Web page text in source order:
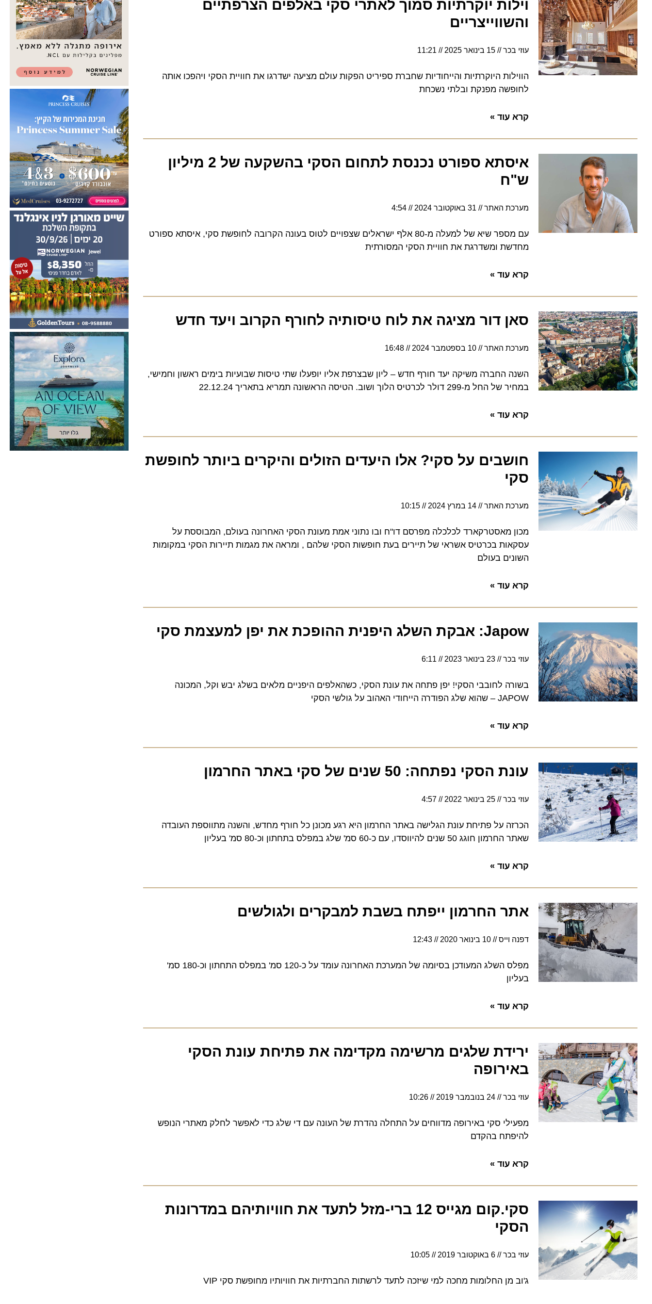
וילות יוקרתיות סמוך לאתרי סקי באלפים הצרפתיים
והשווייצריים
עוזי בכר 15 בינואר 2025 11:21
הווילות היוקרתיות והייחודיות שחברת ספיריט הפקות עולם מציעה ישדרגו את חוויית הסקי ויהפכו אותה
לחופשה מפנקת ובלתי נשכחת
קרא עוד »
איסתא ספורט נכנסת לתחום הסקי בהשקעה של 2 מיליון
ש"ח
מערכת האתר 31 באוקטובר 2024 4:54
עם מספר שיא של למעלה מ-80 אלף ישראלים שצפויים לטוס בעונה הקרובה לחופשת סקי, איסתא ספורט
מחדשת ומשדרגת את חוויית הסקי המסורתית
קרא עוד »
סאן דור מציגה את לוח טיסותיה לחורף הקרוב ויעד חדש
מערכת האתר 10 בספטמבר 2024 16:48
השנה החברה משיקה יעד חורף חדש – ליון שבצרפת אליו יופעלו שתי טיסות שבועיות בימים ראשון וחמישי,
במחיר של החל מ-299 דולר לכרטיס הלוך ושוב. הטיסה הראשונה תמריא בתאריך 22.12.24
קרא עוד »
חושבים על סקי? אלו היעדים הזולים והיקרים ביותר לחופשת
סקי
מערכת האתר 14 במרץ 2024 10:15
מכון מאסטרקארד לכלכלה מפרסם דו"ח ובו נתוני אמת מעונת הסקי האחרונה בעולם, המבוססת על
עסקאות בכרטיס אשראי של תיירים בעת חופשות הסקי שלהם , ומראה את מגמות תיירות הסקי במקומות
השונים בעולם
קרא עוד »
Japow: אבקת השלג היפנית ההופכת את יפן למעצמת סקי
עוזי בכר 23 בינואר 2023 6:11
בשורה לחובבי הסקי! יפן פתחה את עונת הסקי, כשהאלפים היפניים מלאים בשלג יבש וקל, המכונה
JAPOW – שהוא שלג הפודרה הייחודי האהוב על גולשי הסקי
קרא עוד »
עונת הסקי נפתחה: 50 שנים של סקי באתר החרמון
עוזי בכר 25 בינואר 2022 4:57
הכרזה על פתיחת עונת הגלישה באתר החרמון היא רגע מכונן כל חורף מחדש, והשנה מתווספת העובדה
שאתר החרמון חוגג 50 שנים להיווסדו, עם כ-60 סמ' שלג במפלס בתחתון וכ-80 סמ' בעליון
קרא עוד »
אתר החרמון ייפתח בשבת למבקרים ולגולשים
דפנה וייס 10 בינואר 2020 12:43
מפלס השלג המעודכן בסיומה של המערכת האחרונה עומד על כ-120 סמ' במפלס התחתון וכ-180 סמ'
בעליון
קרא עוד »
ירידת שלגים מרשימה מקדימה את פתיחת עונת הסקי
באירופה
עוזי בכר 24 בנובמבר 2019 10:26
מפעילי סקי באירופה מדווחים על התחלה נהדרת של העונה עם די שלג כדי לאפשר לחלק מאתרי הנופש
להיפתח בהקדם
קרא עוד »
סקי.קום מגייס 12 ברי-מזל לתעד את חוויותיהם במדרונות
הסקי
עוזי בכר 6 באוקטובר 2019 10:05
ג'וב מן החלומות מחכה למי שיזכה לתעד לרשתות החברתיות את חוויותיו מחופשת סקי VIP